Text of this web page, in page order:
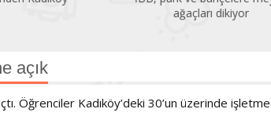
ağaçları dikiyor
açık
Öğrenciler Kadıköy’deki 30’un üzerinde